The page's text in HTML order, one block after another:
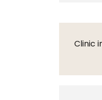
Clinic